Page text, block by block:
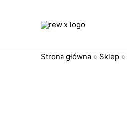
Strona główna » Sklep »